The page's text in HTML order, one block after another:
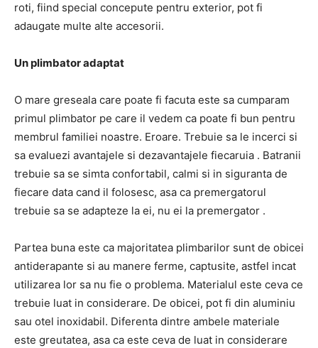
roti, fiind special concepute pentru exterior, pot fi
adaugate multe alte accesorii.
Un plimbator adaptat
O mare greseala care poate fi facuta este sa cumparam
primul plimbator pe care il vedem ca poate fi bun pentru
membrul familiei noastre. Eroare. Trebuie sa le incerci si
sa evaluezi avantajele si dezavantajele fiecaruia . Batranii
trebuie sa se simta confortabil, calmi si in siguranta de
fiecare data cand il folosesc, asa ca premergatorul
trebuie sa se adapteze la ei, nu ei la premergator .
Partea buna este ca majoritatea plimbarilor sunt de obicei
antiderapante si au manere ferme, captusite, astfel incat
utilizarea lor sa nu fie o problema. Materialul este ceva ce
trebuie luat in considerare. De obicei, pot fi din aluminiu
sau otel inoxidabil. Diferenta dintre ambele materiale
este greutatea, asa ca este ceva de luat in considerare